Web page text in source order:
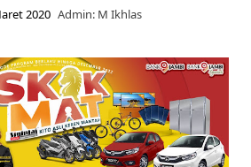
2020 Admin: M Ikhlas